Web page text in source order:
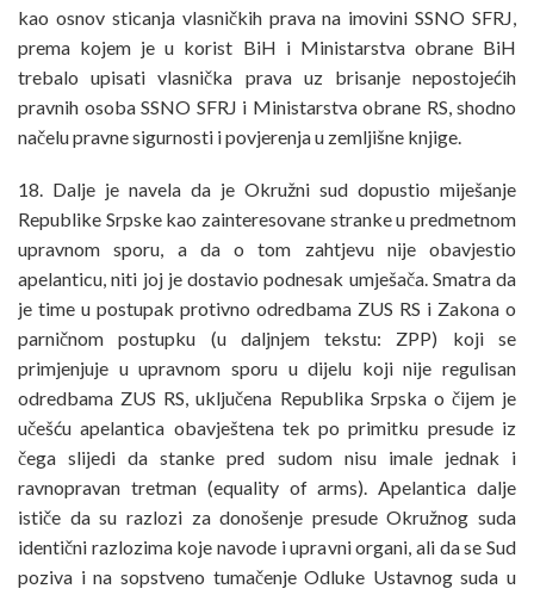
kao osnov sticanja vlasničkih prava na imovini SSNO SFRJ,
prema kojem je u korist BiH i Ministarstva obrane BiH
trebalo upisati vlasnička prava uz brisanje nepostojećih
pravnih osoba SSNO SFRJ i Ministarstva obrane RS, shodno
načelu pravne sigurnosti i povjerenja u zemljišne knjige.
18. Dalje je navela da je Okružni sud dopustio miješanje
Republike Srpske kao zainteresovane stranke u predmetnom
upravnom sporu, a da o tom zahtjevu nije obavjestio
apelanticu, niti joj je dostavio podnesak umješača. Smatra da
je time u postupak protivno odredbama ZUS RS i Zakona o
parničnom postupku (u daljnjem tekstu: ZPP) koji se
primjenjuje u upravnom sporu u dijelu koji nije regulisan
odredbama ZUS RS, uključena Republika Srpska o čijem je
učešću apelantica obavještena tek po primitku presude iz
čega slijedi da stanke pred sudom nisu imale jednak i
ravnopravan tretman (equality of arms). Apelantica dalje
ističe da su razlozi za donošenje presude Okružnog suda
identični razlozima koje navode i upravni organi, ali da se Sud
poziva i na sopstveno tumačenje Odluke Ustavnog suda u